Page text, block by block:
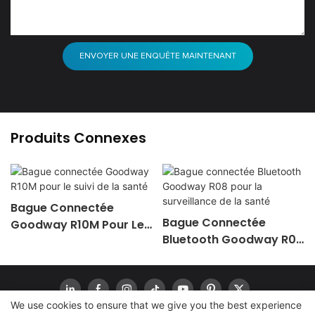
ENVOYER UNE ENQUÊTE MAINTENANT
Produits Connexes
Bague Connectée
Goodway R10M Pour Le
Bague Connectée
Bluetooth Goodway R08
We use cookies to ensure that we give you the best experience